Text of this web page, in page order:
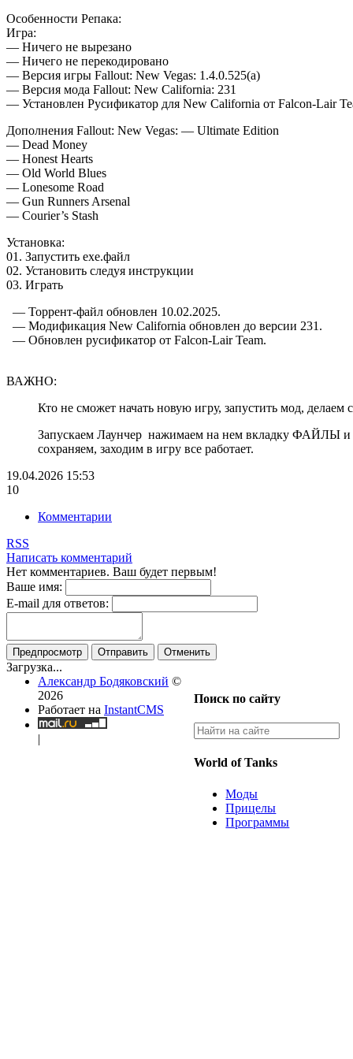
Особенности Репака:
Игра:
— Ничего не вырезано
— Ничего не перекодировано
— Версия игры Fallout: New Vegas: 1.4.0.525(a)
— Версия мода Fallout: New California: 231
— Установлен Русификатор для New California от Falcon-Lair
Дополнения Fallout: New Vegas: — Ultimate Edition
— Dead Money
— Honest Hearts
— Old World Blues
— Lonesome Road
— Gun Runners Arsenal
— Courier’s Stash
Установка:
01. Запустить ехе.файл
02. Установить следуя инструкции
03. Играть
— Торрент-файл обновлен 10.02.2025.
— Модификация New California обновлен до версии 231.
— Обновлен русификатор от Falcon-Lair Team.
ВАЖНО:
Кто не сможет начать новую игру, запустить мод, делаем
Запускаем Лаунчер нажимаем на нем вкладку ФАЙЛЫ и
сохраняем, заходим в игру все работает.
19.04.2026 15:53
10
Комментарии
RSS
Написать комментарий
Нет комментариев. Ваш будет первым!
Ваше имя:
E-mail для ответов:
Предпросмотр Отправить Отменить
Загрузка...
Поиск по сайту
World of Tanks
Моды
Прицелы
Программы
Александр Бодяковский ©
2026
Работает на InstantCMS
|